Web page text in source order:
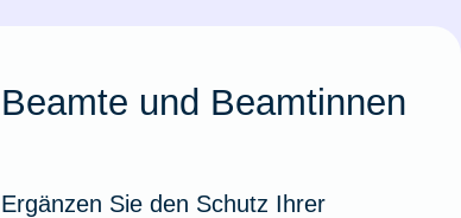
Beamte und Beamtinnen
Ergänzen Sie den Schutz Ihrer